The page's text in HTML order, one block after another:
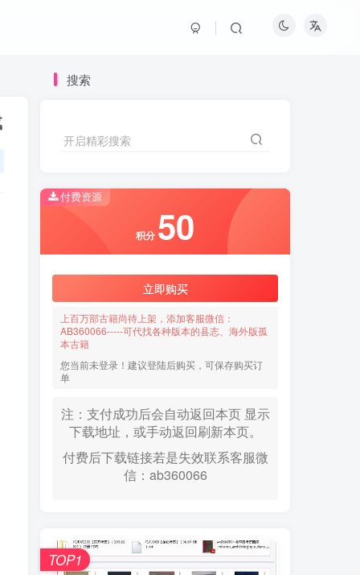
搜索
开启精彩搜索
付费资源
积分 50
立即购买
上百万部古籍尚待上架，添加客服微信：
AB360066-----可代找各种版本的县志、海外版孤
本古籍
您当前未登录！建议登陆后购买，可保存购买订
单
注：支付成功后会自动返回本页 显示
下载地址，或手动返回刷新本页。
付费后下载链接若是失效联系客服微
信：ab360066
TOP1